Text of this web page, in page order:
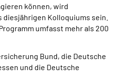
können, wird
Kolloquiums sein.
umfasst mehr als 200
Bund, die Deutsche
und die Deutsche